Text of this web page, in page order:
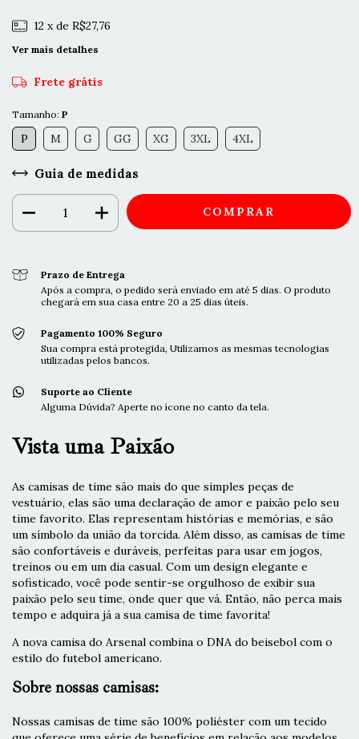
12 x de R$27,76
Ver mais detalhes
Frete grátis
Tamanho: P
P M G GG XG 3XL 4XL
Guia de medidas
Prazo de Entrega
Após a compra, o pedido será enviado em até 5 dias. O produto
chegará em sua casa entre 20 a 25 dias úteis.
Pagamento 100% Seguro
Sua compra está protegida, Utilizamos as mesmas tecnologias
utilizadas pelos bancos.
Suporte ao Cliente
Alguma Dúvida? Aperte no ícone no canto da tela.
Vista uma Paixão
As camisas de time são mais do que simples peças de
vestuário, elas são uma declaração de amor e paixão pelo seu
time favorito. Elas representam histórias e memórias, e são
um símbolo da união da torcida. Além disso, as camisas de time
são confortáveis e duráveis, perfeitas para usar em jogos,
treinos ou em um dia casual. Com um design elegante e
sofisticado, você pode sentir-se orgulhoso de exibir sua
paixão pelo seu time, onde quer que vá. Então, não perca mais
tempo e adquira já a sua camisa de time favorita!
A nova camisa do Arsenal combina o DNA do beisebol com o
estilo do futebol americano.
Sobre nossas camisas:
Nossas camisas de time são 100% poliéster com um tecido